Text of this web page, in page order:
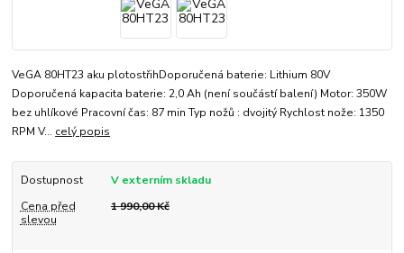
VeGA 80HT23 aku plotostřihDoporučená baterie: Lithium 80V
Doporučená kapacita baterie: 2,0 Ah (není součástí balení) Motor: 350W
bez uhlíkové Pracovní čas: 87 min Typ nožů : dvojitý Rychlost nože: 1350
RPM V... celý popis
Dostupnost
V externím skladu
Cena před
slevou
1 990,00 Kč